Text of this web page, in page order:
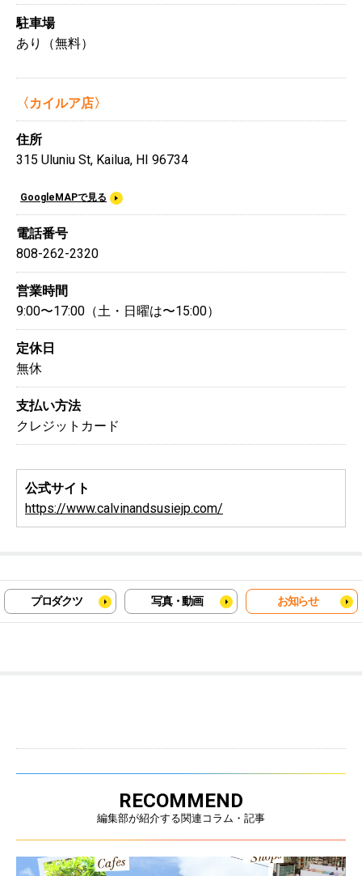
駐車場
あり（無料）
〈カイルア店〉
住所
315 Uluniu St, Kailua, HI 96734
GoogleMAPで見る
電話番号
808-262-2320
営業時間
9:00〜17:00（土・日曜は〜15:00）
定休日
無休
支払い方法
クレジットカード
公式サイト
https://www.calvinandsusiejp.com/
プロダクツ 写真・動画 お知らせ
RECOMMEND
編集部が紹介する関連コラム・記事